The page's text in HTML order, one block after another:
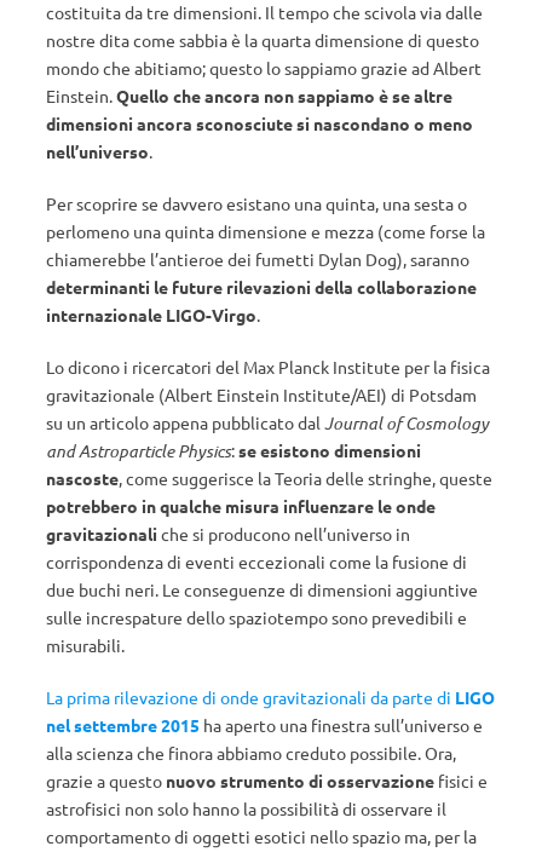
costituita da tre dimensioni. Il tempo che scivola via dalle
nostre dita come sabbia è la quarta dimensione di questo
mondo che abitiamo; questo lo sappiamo grazie ad Albert
Einstein.Quello che ancora non sappiamo è se altre
dimensioni ancora sconosciute si nascondano o meno
nell’universo.
Per scoprire se davvero esistano una quinta, una sesta o
perlomeno una quinta dimensione e mezza (come forse la
chiamerebbe l’antieroe dei fumetti Dylan Dog), saranno
determinanti le future rilevazioni della collaborazione
internazionale LIGO-Virgo.
Lo dicono i ricercatori del Max Planck Institute per la fisica
gravitazionale (Albert Einstein Institute/AEI) di Potsdam
su un articolo appena pubblicato dal Journal of Cosmology
and Astroparticle Physics:se esistono dimensioni
nascoste, come suggerisce la Teoria delle stringhe, queste
potrebbero in qualche misura influenzare le onde
gravitazionali che si producono nell’universo in
corrispondenza di eventi eccezionali come la fusione di
due buchi neri. Le conseguenze di dimensioni aggiuntive
sulle increspature dello spaziotempo sono prevedibili e
misurabili.
La prima rilevazione di onde gravitazionali da parte di LIGO
nel settembre 2015 ha aperto una finestra sull’universo e
alla scienza che finora abbiamo creduto possibile. Ora,
grazie a questo nuovo strumento di osservazione fisici e
astrofisici non solo hanno la possibilità di osservare il
comportamento di oggetti esotici nello spazio ma, per la